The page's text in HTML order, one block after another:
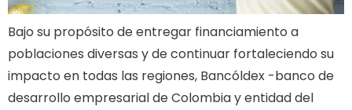
Bajo su propósito de entregar financiamiento a
poblaciones diversas y de continuar fortaleciendo su
impacto en todas las regiones, Bancóldex -banco de
desarrollo empresarial de Colombia y entidad del